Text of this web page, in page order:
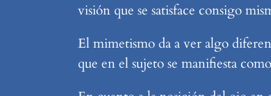
visión que se satisface consigo
El mimetismo da a ver algo
que en el sujeto se manifiesta